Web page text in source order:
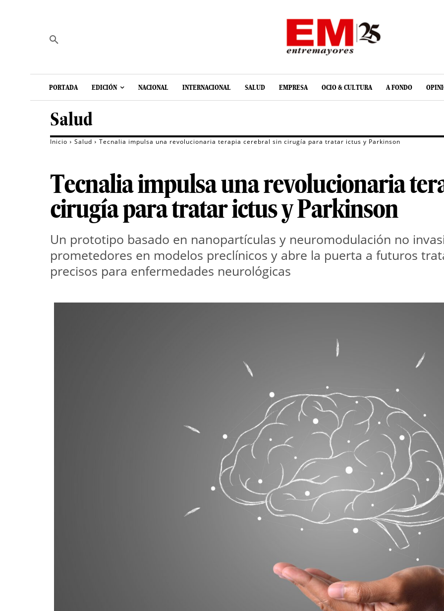
PORTADA EDICIÓN NACIONAL INTERNACIONAL SALUD EMPRESA OCIO & CULTURA A FONDO
Salud
Inicio Salud Tecnalia impulsa una revolucionaria terapia cerebral sin cirugía para tratar ictus y Parkinson
Tecnalia impulsa una revolucionaria
cirugía para tratar ictus y Parkinson
Un prototipo basado en nanopartículas y neuromodulación no
prometedores en modelos preclínicos y abre la puerta a futuros
precisos para enfermedades neurológicas